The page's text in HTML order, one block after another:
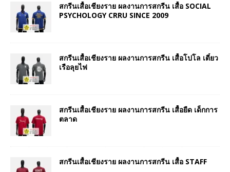
สกรีนเสื้อเชียงราย ผลงานการสกรีน เสื้อ SOCIAL
PSYCHOLOGY CRRU SINCE 2009
สกรีนเสื้อเชียงราย ผลงานการสกรีน เสื้อโปโล เตี๋ยว
เรือลุยไฟ
สกรีนเสื้อเชียงราย ผลงานการสกรีน เสื้อยืด เด็กการ
ตลาด
สกรีนเสื้อเชียงราย ผลงานการสกรีน เสื้อ STAFF